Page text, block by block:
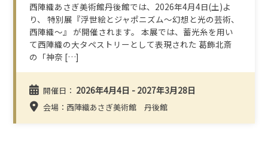
西陣織あさぎ美術館丹後館では、2026年4月4日(土)よ
り、 特別展『浮世絵とジャポニズム～幻想と光の芸術、
西陣織～』 が開催されます。 本展では、蓄光糸を用い
て西陣織の大タペストリーとして表現された 葛飾北斎
の「神奈 […]
開催日： 2026年4月4日 - 2027年3月28日
会場：西陣織あさぎ美術館 丹後館